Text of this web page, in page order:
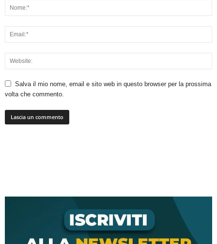
Salva il mio nome, email e sito web in questo browser per la prossima
volta che commento.